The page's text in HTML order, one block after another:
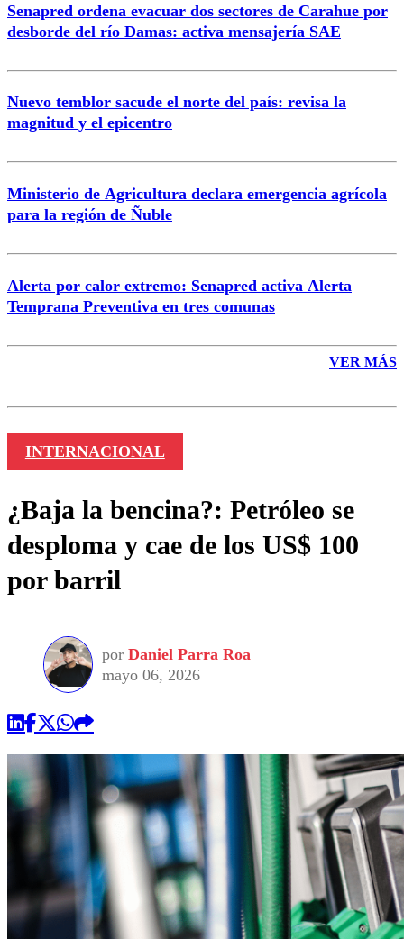
Correo
Senapred ordena evacuar dos sectores de Carahue por
desborde del río Damas: activa mensajería SAE
Nuevo temblor sacude el norte del país: revisa la
magnitud y el epicentro
Ministerio de Agricultura declara emergencia agrícola
para la región de Ñuble
Alerta por calor extremo: Senapred activa Alerta
Temprana Preventiva en tres comunas
VER MÁS
INTERNACIONAL
¿Baja la bencina?: Petróleo se
desploma y cae de los US$ 100
por barril
por Daniel Parra Roa
mayo 06, 2026